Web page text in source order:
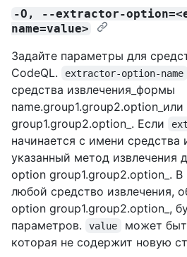
-O, --extractor-
name=value>
Задайте параметры для
CodeQL.
extractor-option-name
средства извлечения_формы
group1.group2.option_. Если
начинается с имени средства
указанный метод извлечения
option group1.group2.option_. В
любой средство извлечения,
option group1.group2.option_,
параметров.
value
может
которая не содержит новую